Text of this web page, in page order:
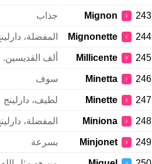
243
♀
Mignon جذاب
244
♀
Mignonette المفضلة،
245
♀
Millicente ألف القديسين.
246
♀
Minetta سوف
247
♀
Minette لطيف، دارلينج
248
♀
Miniona المفضلة،
249
♀
Minjonet بسرعة